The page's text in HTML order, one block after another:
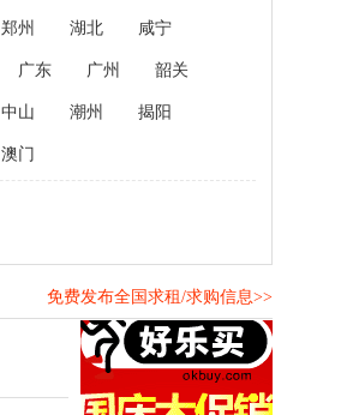
郑州 湖北 咸宁
广东 广州 韶关
中山 潮州 揭阳
澳门
免费发布全国求租/求购信息>>